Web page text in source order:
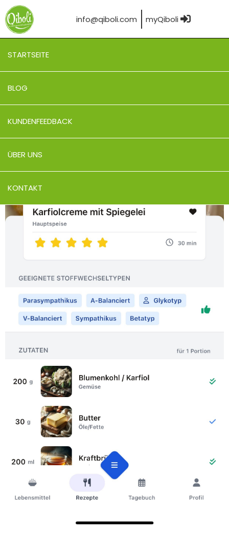
info@qiboli.com myQiboli
STARTSEITE
BLOG
KUNDENFEEDBACK
ÜBER UNS
KONTAKT